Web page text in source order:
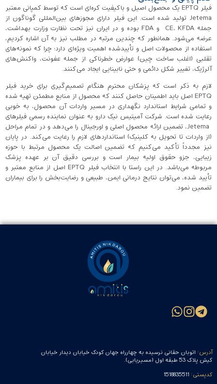
فیلر EPTQ یک محصول اصیل و باکیفیت کره‌ای است که توسط کمپانی معتبر
Jetema تولید شده است. این فیلر دارای مجوزهای بین‌المللی گوناگون از
جمله CE، KFDA و FDA بوده و در ایران نیز تحت نظارت وزارت بهداشت،
عرضه می‌شود. همانطور که چندین مرتبه در مطلب نیز به آن اشاره کردیم،
استفاده از محصولات اصل و تأییدشده اهمیت ویژه‌ای دارد؛ چرا که نمونه‌های
تقلبی (اغلب ساخت چین) عوارض خطرناکی از جمله عفونت، واکنش‌های
آلرژیک، تغییر شکل دائمی و حتی نابینایی ایجاد می‌کنند.
لازم به ذکر است که پزشکان محترم هنگام تصمیم‌گیری برای خرید فیلر
EPTQ اصل باید اطمینان حاصل کنند که محصول از منابع مطمئن تهیه شده
و تمامی شرایط استاندارد نگهداری در مسیر واردات آن محصول، به خوبی
رعایت شده است. شرکت آمیتیس نیک دارو به عنوان نماینده رسمی فیلرهای
Jetema، تضمین ارائه محصول اصلی و اورجینال را می‌دهد و در تمام مراحل
(از واردات تا تحویل به کلینیک) استانداردهای لازم را رعایت می‌کند. در پایان
نیز مجدداً تأکید می‌کنیم که تضمین اصالت یک محصول مرتبط با حوزه
زیبایی، جزو حقوق اولیه‌ بیمار است و بررسی دقیق آن بر عهده‌ پزشک
مربوطه می‌باشد. در این راستا با انتخاب فیلر EPTQ اصل از منابع معتبر و
تأیید شده، می‌توان نتایج درمانی ایمن، طبیعی و رضایت‌بخش را برای بیماران
تضمین نمود.
آدرس: اتوبان حقانی نرسیده به چهارراه جهان کودک خیابان دیدار خیابان
کیش پلاک 53 طبقه اول (مسیریابی).
کدپستی: 1518835511